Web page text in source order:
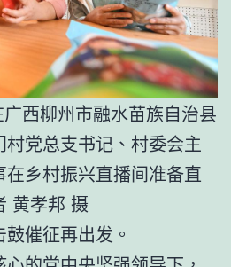
西柳州市融水苗族自治县
党总支书记、村委会主
乡村振兴直播间准备直
黄孝邦 摄
催征再出发。